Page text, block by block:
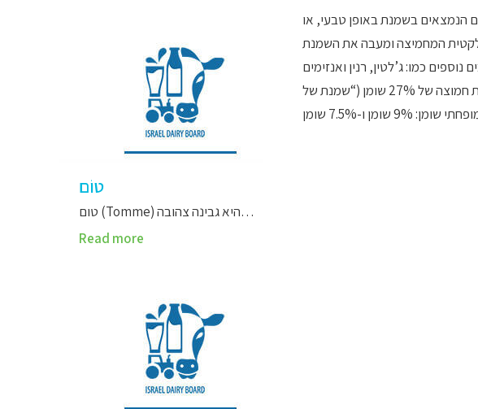
הנמצאים בשמנת באופן טבעי, או
21%-16% שומן והיא מכילה לעתים רכיבים נוספים כמו: ג’לטין, רנין ואנזימים
צמחיים; הקלה – עשויה מתערובת של שמנת וחלב ומכילה פחות שומן משמנת חמוצה עשירה. בישראל נמכרות שמנת חמוצה של 27% שומן (“שמנת של
טוֹם
טום (Tomme) היא גבינה צהובה…
Read more